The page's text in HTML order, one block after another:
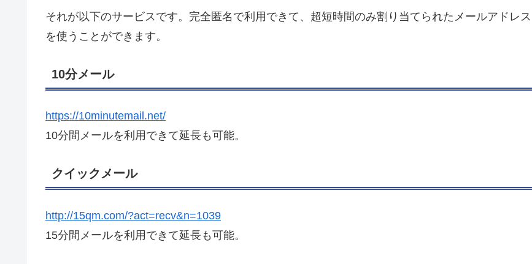
それが以下のサービスです。完全匿名で利用できて、超短時間のみ割り当てられたメールアドレス
を使うことができます。
10分メール
https://10minutemail.net/
10分間メールを利用できて延長も可能。
クイックメール
http://15qm.com/?act=recv&n=1039
15分間メールを利用できて延長も可能。